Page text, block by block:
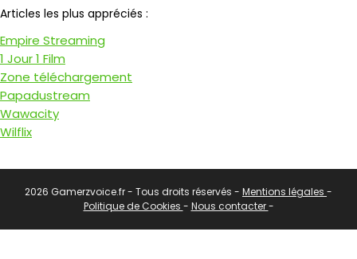
Articles les plus appréciés :
Empire Streaming
1 Jour 1 Film
Zone téléchargement
Papadustream
Wawacity
Wilflix
2026 Gamerzvoice.fr - Tous droits réservés - Mentions légales -
Politique de Cookies - Nous contacter-